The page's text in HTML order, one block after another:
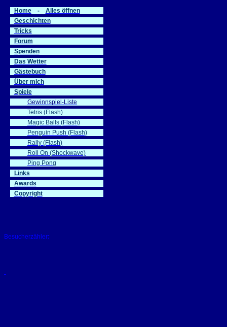
Home -
Alles öffnen
Geschichten
Tricks
Forum
Spenden
Das Wetter
Gästebuch
Über mich
Spiele
Gewinnspiel-Liste
Tetris (Flash)
Magic Balls (Flash)
Penguin Push (Flash)
Rally (Flash)
Roll On (Shockwave)
Ping Pong
Links
Awards
Copyright
Besucherzähler: